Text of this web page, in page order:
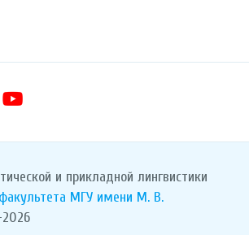
и прикладной лингвистики
МГУ имени М. В.
2026